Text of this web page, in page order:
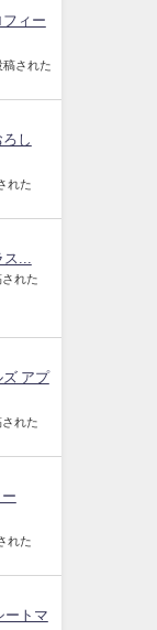
フィー
稿された
し
れた
...
れた
ズ アプ
れた
れた
ートマ